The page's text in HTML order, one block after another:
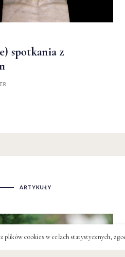
spotkania z
ARTYKUŁY
plików cookies w celach statystycznych,